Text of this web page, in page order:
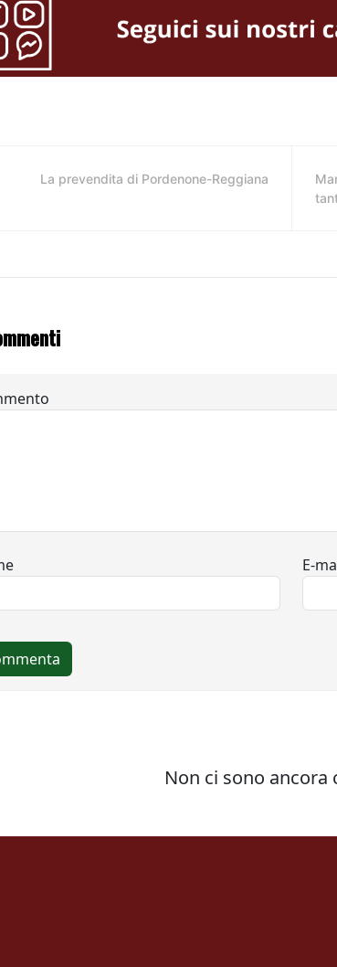
La prevendita di Pordenone-Reggiana